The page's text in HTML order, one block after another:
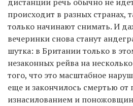
происходит в разных странах,
только начинают снимать. И
вечеринки снова станут
шутка: в Британии только в
незаконных рейва на
того, что это масштабное
еще и закончилось смертью от
изнасилованием и